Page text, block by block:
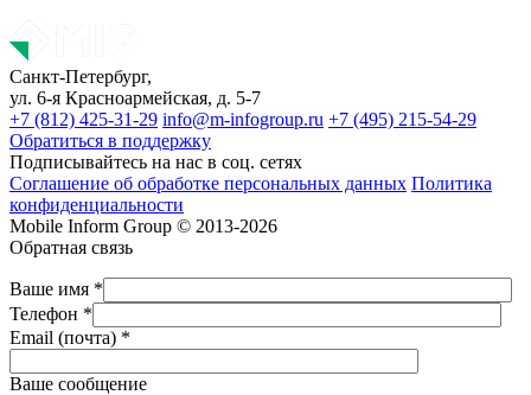
Санкт-Петербург,
ул. 6-я Красноармейская, д. 5-7
+7 (812) 425-31-29 info@m-infogroup.ru +7 (495) 215-54-29
Обратиться в поддержку
Подписывайтесь на нас в соц. сетях
Соглашение об обработке персональных данных Политика
конфиденциальности
Mobile Inform Group © 2013-2026
Обратная связь
Ваше имя *
Телефон *
Email (почта) *
Ваше сообщение